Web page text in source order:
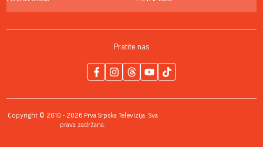
Pratite nas
Copyright © 2010 - 2026 Prva Srpska Televizija. Sva
prava zadržana.